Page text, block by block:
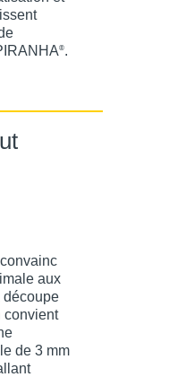
®.
aux
découpe
convient
de 3 mm